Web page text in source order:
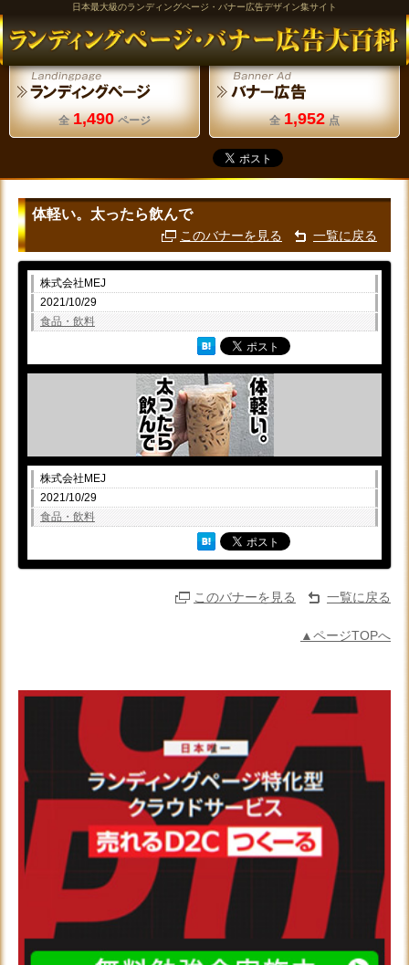
日本最大級のランディングページ・バナー広告デザイン集サイト
全 1,490 ページ 全 1,952 点
体軽い。太ったら飲んで
このバナーを見る 一覧に戻る
株式会社MEJ
2021/10/29
食品・飲料
株式会社MEJ
2021/10/29
食品・飲料
このバナーを見る 一覧に戻る
▲ページTOPへ